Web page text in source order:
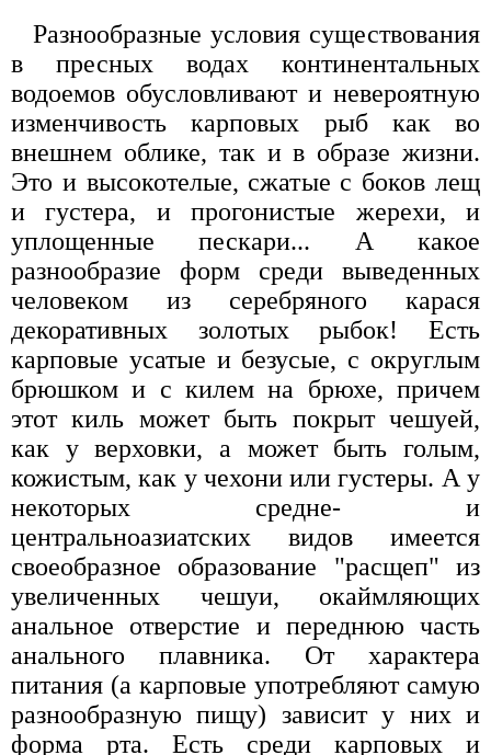
Разнообразные условия существования
в пресных водах континентальных
водоемов обусловливают и невероятную
изменчивость карповых рыб как во
внешнем облике, так и в образе жизни.
Это и высокотелые, сжатые с боков лещ
и густера, и прогонистые жерехи, и
уплощенные пескари... А какое
разнообразие форм среди выведенных
человеком из серебряного карася
декоративных золотых рыбок! Есть
карповые усатые и безусые, с округлым
брюшком и с килем на брюхе, причем
этот киль может быть покрыт чешуей,
как у верховки, а может быть голым,
кожистым, как у чехони или густеры. А у
некоторых средне- и
центральноазиатских видов имеется
своеобразное образование "расщеп" из
увеличенных чешуи, окаймляющих
анальное отверстие и переднюю часть
анального плавника. От характера
питания (а карповые употребляют самую
разнообразную пищу) зависит у них и
форма рта. Есть среди карповых и